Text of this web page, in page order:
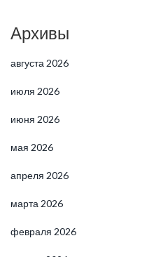
Архивы
августа 2026
июля 2026
июня 2026
мая 2026
апреля 2026
марта 2026
февраля 2026